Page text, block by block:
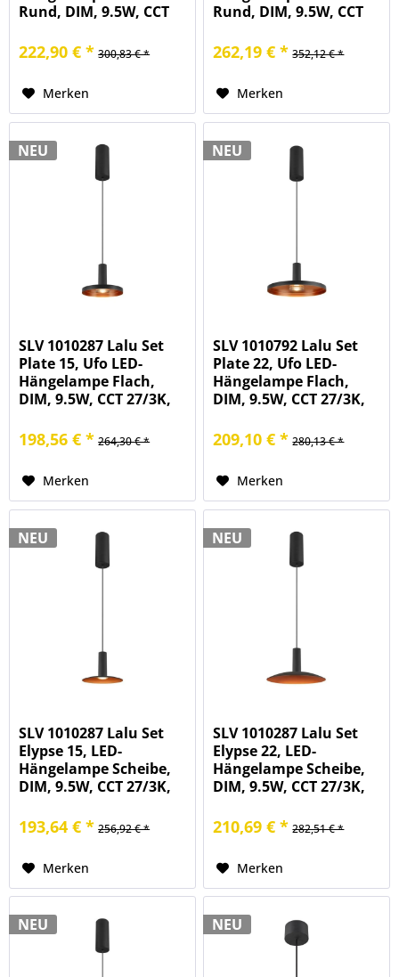
Rund, DIM, 9.5W, CCT
schwarz/bronze
222,90 € * 300,83 € *
Merken
Rund, DIM, 9.5W, CCT
schwarz/bronze
262,19 € * 352,12 € *
Merken
NEU
SLV 1010287 Lalu Set
Plate 15, Ufo LED-
Hängelampe Flach,
DIM, 9.5W, CCT 27/3K,
198,56 € * 264,30 € *
Merken
NEU
SLV 1010792 Lalu Set
Plate 22, Ufo LED-
Hängelampe Flach,
DIM, 9.5W, CCT 27/3K,
209,10 € * 280,13 € *
Merken
NEU
SLV 1010287 Lalu Set
Elypse 15, LED-
Hängelampe Scheibe,
DIM, 9.5W, CCT 27/3K,
193,64 € * 256,92 € *
Merken
NEU
SLV 1010287 Lalu Set
Elypse 22, LED-
Hängelampe Scheibe,
DIM, 9.5W, CCT 27/3K,
210,69 € * 282,51 € *
Merken
NEU NEU